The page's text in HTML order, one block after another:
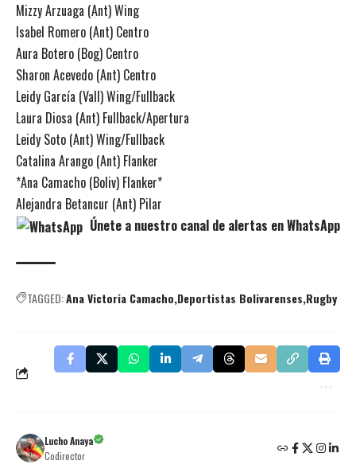
Mizzy Arzuaga (Ant) Wing
Isabel Romero (Ant) Centro
Aura Botero (Bog) Centro
Sharon Acevedo (Ant) Centro
Leidy García (Vall) Wing/Fullback
Laura Diosa (Ant) Fullback/Apertura
Leidy Soto (Ant) Wing/Fullback
Catalina Arango (Ant) Flanker
*Ana Camacho (Boliv) Flanker*
Alejandra Betancur (Ant) Pilar
Únete a nuestro canal de alertas en WhatsApp
TAGGED:Ana Victoria Camacho Deportistas Bolivarenses Rugby
Lucho Anaya
Codirector